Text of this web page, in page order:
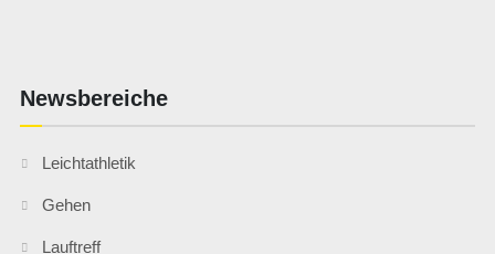
Newsbereiche
Leichtathletik
Gehen
Lauftreff